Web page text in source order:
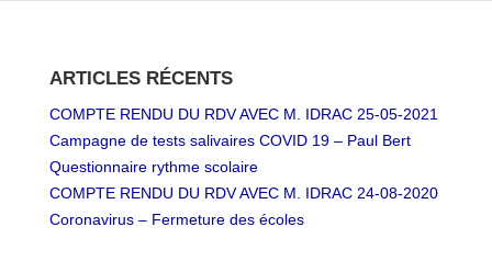
ARTICLES RÉCENTS
COMPTE RENDU DU RDV AVEC M. IDRAC 25-05-2021
Campagne de tests salivaires COVID 19 – Paul Bert
Questionnaire rythme scolaire
COMPTE RENDU DU RDV AVEC M. IDRAC 24-08-2020
Coronavirus – Fermeture des écoles